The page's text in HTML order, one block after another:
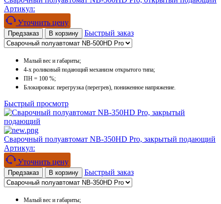
Артикул:
Уточнить цену
Предзаказ В корзину Быстрый заказ
Малый вес и габариты;
4-х роликовый подающий механизм открытого типа;
ПН = 100 %;
Блокировки: перегрузка (перегрев), пониженное напряжение.
Быстрый просмотр
Сварочный полуавтомат NB-350HD Pro, закрытый подающий
Артикул:
Уточнить цену
Предзаказ В корзину Быстрый заказ
Малый вес и габариты;